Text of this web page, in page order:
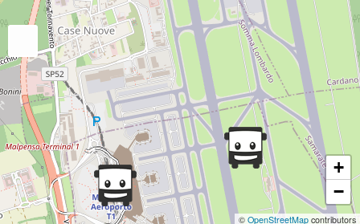
+
−
© OpenStreetMap contributors